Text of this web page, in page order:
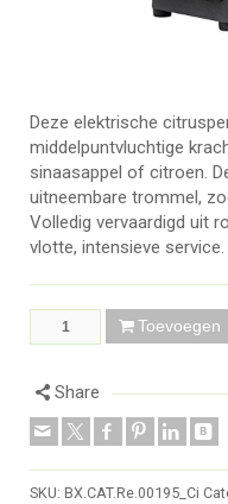
Deze elektrische
middelpuntvluchtige
sinaasappel of citroen.
uitneembare trommel,
Volledig vervaardigd uit
vlotte, intensieve service.
Toevoegen
Share
SKU: BX.CAT.Re.00195_Ci